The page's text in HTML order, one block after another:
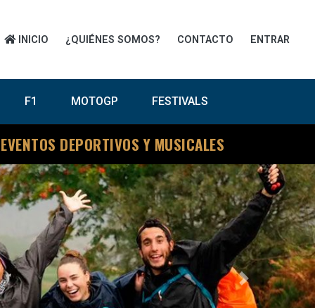
INICIO ¿QUIÉNES SOMOS? CONTACTO ENTRAR
F1 MOTOGP FESTIVALS
DEPORTIVOS Y MUSICALES
Next